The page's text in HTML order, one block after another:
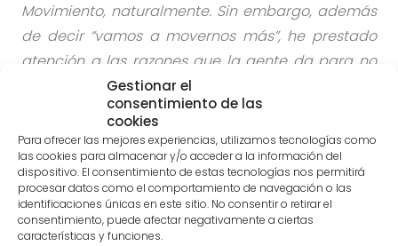
Gestionar el
consentimiento de las
cookies
Para ofrecer las mejores experiencias, utilizamos tecnologías como
las cookies para almacenar y/o acceder a la información del
dispositivo. El consentimiento de estas tecnologías nos permitirá
procesar datos como el comportamiento de navegación o las
identificaciones únicas en este sitio. No consentir o retirar el
consentimiento, puede afectar negativamente a ciertas
características y funciones.
Movimiento, naturalmente. Sin embargo, además
de decir “vamos a movernos más”, he prestado
atención a las razones que la gente da para no
moverse más. Tal vez una parte de su cuerpo les
duele cuando se mueven, así que por eso no lo
hacen. O tal vez sus vidas están tan llenas de
responsabilidades — trabajo, familia, entorno
social — que no ven dónde encajar más ejercicio.
En estos casos, la descomposición de
movimientos más grandes en otros más